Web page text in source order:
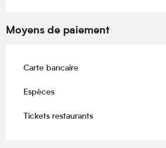
Moyens de paiement
Carte bancaire
Espèces
Tickets restaurants